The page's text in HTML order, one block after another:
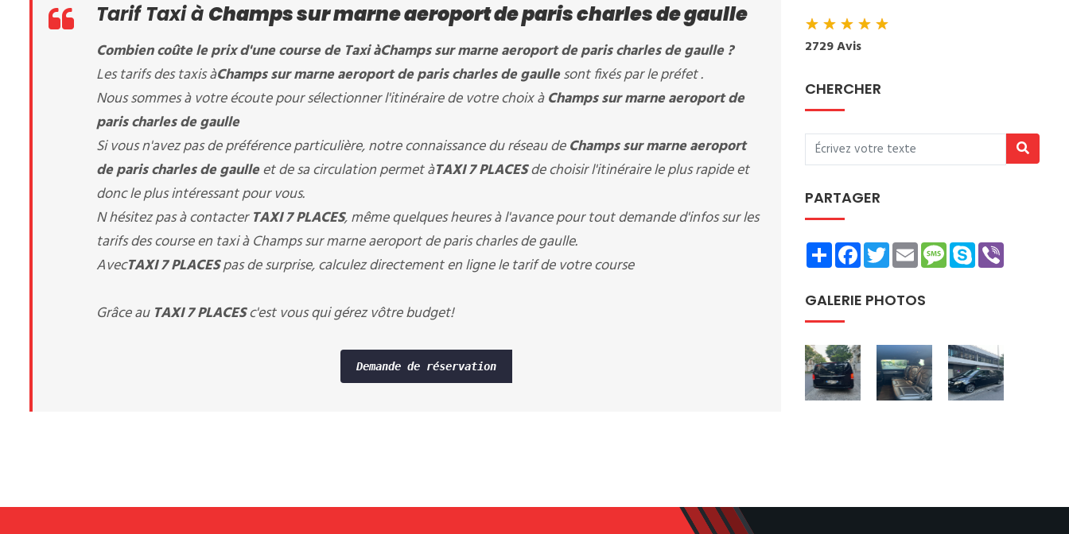
Tarif Taxi à Champs sur marne aeroport de paris charles de gaulle
Combien coûte le prix d'une course de Taxi àChamps sur marne aeroport de paris charles de gaulle?
Les tarifs des taxis àChamps sur marne aeroport de paris charles de gaullesont fixés par le préfet .
Nous sommes à votre écoute pour sélectionner l'itinéraire de votre choix àChamps sur marne aeroport de
paris charles de gaulle
Si vous n'avez pas de préférence particulière, notre connaissance du réseau deChamps sur marne aeroport
de paris charles de gaulleet de sa circulation permet àTAXI 7 PLACESde choisir l'itinéraire le plus rapide et
donc le plus intéressant pour vous.
N hésitez pas à contacterTAXI 7 PLACES, même quelques heures à l'avance pour tout demande d'infos sur les
tarifs des course en taxi à Champs sur marne aeroport de paris charles de gaulle.
AvecTAXI 7 PLACESpas de surprise, calculez directement en ligne le tarif de votre course
Grâce au TAXI 7 PLACESc'est vous qui gérez vôtre budget!
Demande de réservation
★★★★★
2729 Avis
CHERCHER
PARTAGER
ShareFacebookTwitterEmailMessage
Skype
GALERIE PHOTOS